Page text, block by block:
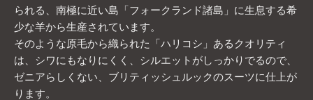
られる、南極に近い島「フォークランド諸島」に生息する希
少な羊から生産されています。
そのような原毛から織られた「ハリコシ」あるクオリティ
は、シワにもなりにくく、シルエットがしっかりでるので、
ゼニアらしくない、ブリティッシュルックのスーツに仕上が
ります。